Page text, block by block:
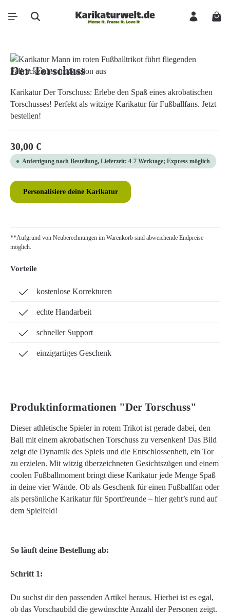
Zum Hauptinhalt springen
Bildergalerie überspringen
Der Torschuss
Karikatur Der Torschuss: Erlebe den Spaß eines akrobatischen
Torschusses! Perfekt als witzige Karikatur für Fußballfans. Jetzt
bestellen!
Regulärer Preis:
30,00 €
Anfertigung nach Bestellung, Lieferzeit: 4-7 Werktage; Express möglich
Personalisiere deine Karikatur
**Aufgrund von Neuberechnungen im Warenkorb sind abweichende Endpreise
möglich.
Vorteile
kostenlose Korrekturen
echte Handarbeit
schneller Support
einzigartiges Geschenk
Produktinformationen "Der Torschuss"
Dieser athletische Spieler in rotem Trikot ist gerade dabei, den
Ball mit einem akrobatischen Torschuss zu versenken! Das Bild
zeigt die Dynamik des Spiels und die Entschlossenheit, ein Tor
zu erzielen. Mit witzig überzeichneten Gesichtszügen und einem
coolen Fußballmoment bringt diese Karikatur jede Menge Spaß
in deine vier Wände. Ob als Geschenk für einen Fußballfan oder
als persönliche Karikatur für Sportfreunde – hier geht’s rund auf
dem Spielfeld!
So läuft deine Bestellung ab:
Schritt 1:
Du suchst dir den passenden Artikel heraus. Hierbei ist es egal,
ob das Vorschaubild die gewünschte Anzahl der Personen zeigt.